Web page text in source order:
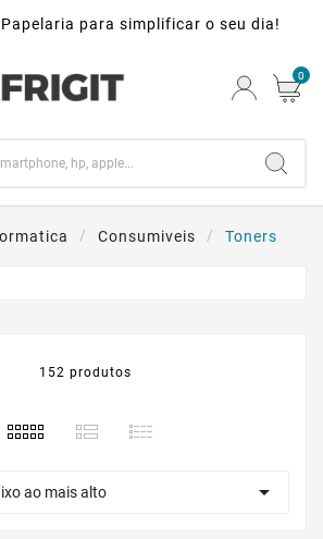
para simplificar o seu dia!
0
Consumiveis Toners
152 produtos
ao mais alto 